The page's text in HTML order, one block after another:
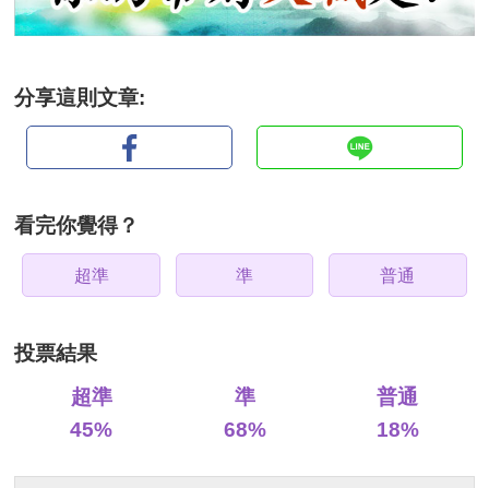
分享這則文章:
看完你覺得？
超準 準 普通
投票結果
超準
45%
準
68%
普通
18%